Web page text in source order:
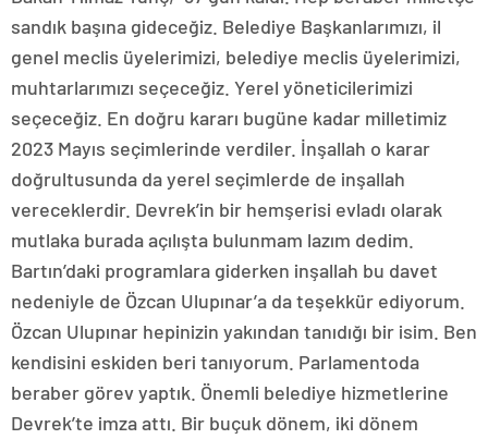
sandık başına gideceğiz. Belediye Başkanlarımızı, il
genel meclis üyelerimizi, belediye meclis üyelerimizi,
muhtarlarımızı seçeceğiz. Yerel yöneticilerimizi
seçeceğiz. En doğru kararı bugüne kadar milletimiz
2023 Mayıs seçimlerinde verdiler. İnşallah o karar
doğrultusunda da yerel seçimlerde de inşallah
vereceklerdir. Devrek’in bir hemşerisi evladı olarak
mutlaka burada açılışta bulunmam lazım dedim.
Bartın’daki programlara giderken inşallah bu davet
nedeniyle de Özcan Ulupınar’a da teşekkür ediyorum.
Özcan Ulupınar hepinizin yakından tanıdığı bir isim. Ben
kendisini eskiden beri tanıyorum. Parlamentoda
beraber görev yaptık. Önemli belediye hizmetlerine
Devrek’te imza attı. Bir buçuk dönem, iki dönem